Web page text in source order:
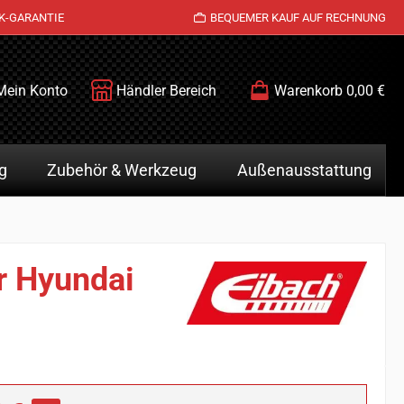
GARANTIE BEQUEMER KAUF AUF RECHNUNG
Konto Händler Bereich Warenkorb 0,00 €
Zubehör & Werkzeug Außenausstattung
Hyundai